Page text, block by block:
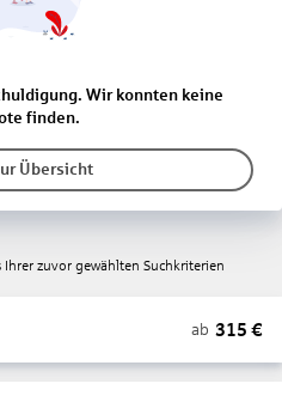
Wir konnten keine
finden.
Übersicht
Ihrer zuvor gewählten Suchkriterien
ab 315 €